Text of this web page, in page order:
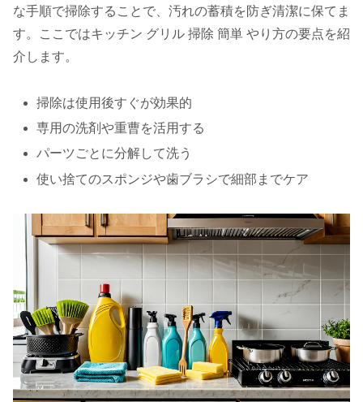
な手順で掃除することで、汚れの蓄積を防ぎ清潔に保てま
す。ここではキッチン グリル 掃除 簡単 やり方の要点を紹
介します。
掃除は使用後すぐが効果的
専用の洗剤や重曹を活用する
パーツごとに分解して洗う
使い捨てのスポンジや歯ブラシで細部までケア